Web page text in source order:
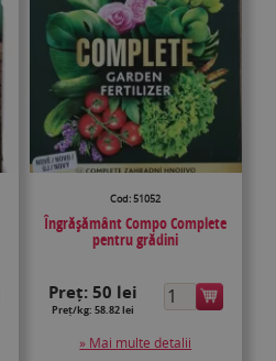
Cod: 51052
Îngrășământ Compo Complete
pentru grădini
Preț: 50 lei
Preț/kg: 58.82 lei
» Mai multe detalii